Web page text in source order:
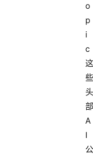
o
p
i
c
这
些
头
部
A
I
公